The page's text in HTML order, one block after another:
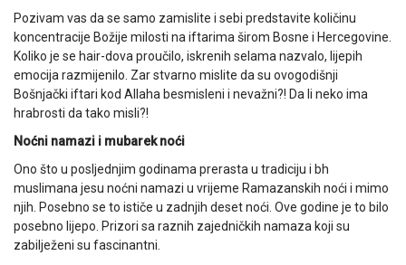
Pozivam vas da se samo zamislite i sebi predstavite količinu
koncentracije Božije milosti na iftarima širom Bosne i Hercegovine.
Koliko je se hair-dova proučilo, iskrenih selama nazvalo, lijepih
emocija razmijenilo. Zar stvarno mislite da su ovogodišnji
Bošnjački iftari kod Allaha besmisleni i nevažni?! Da li neko ima
hrabrosti da tako misli?!
Noćni namazi i mubarek noći
Ono što u posljednjim godinama prerasta u tradiciju i bh
muslimana jesu noćni namazi u vrijeme Ramazanskih noći i mimo
njih. Posebno se to ističe u zadnjih deset noći. Ove godine je to bilo
posebno lijepo. Prizori sa raznih zajedničkih namaza koji su
zabilježeni su fascinantni.